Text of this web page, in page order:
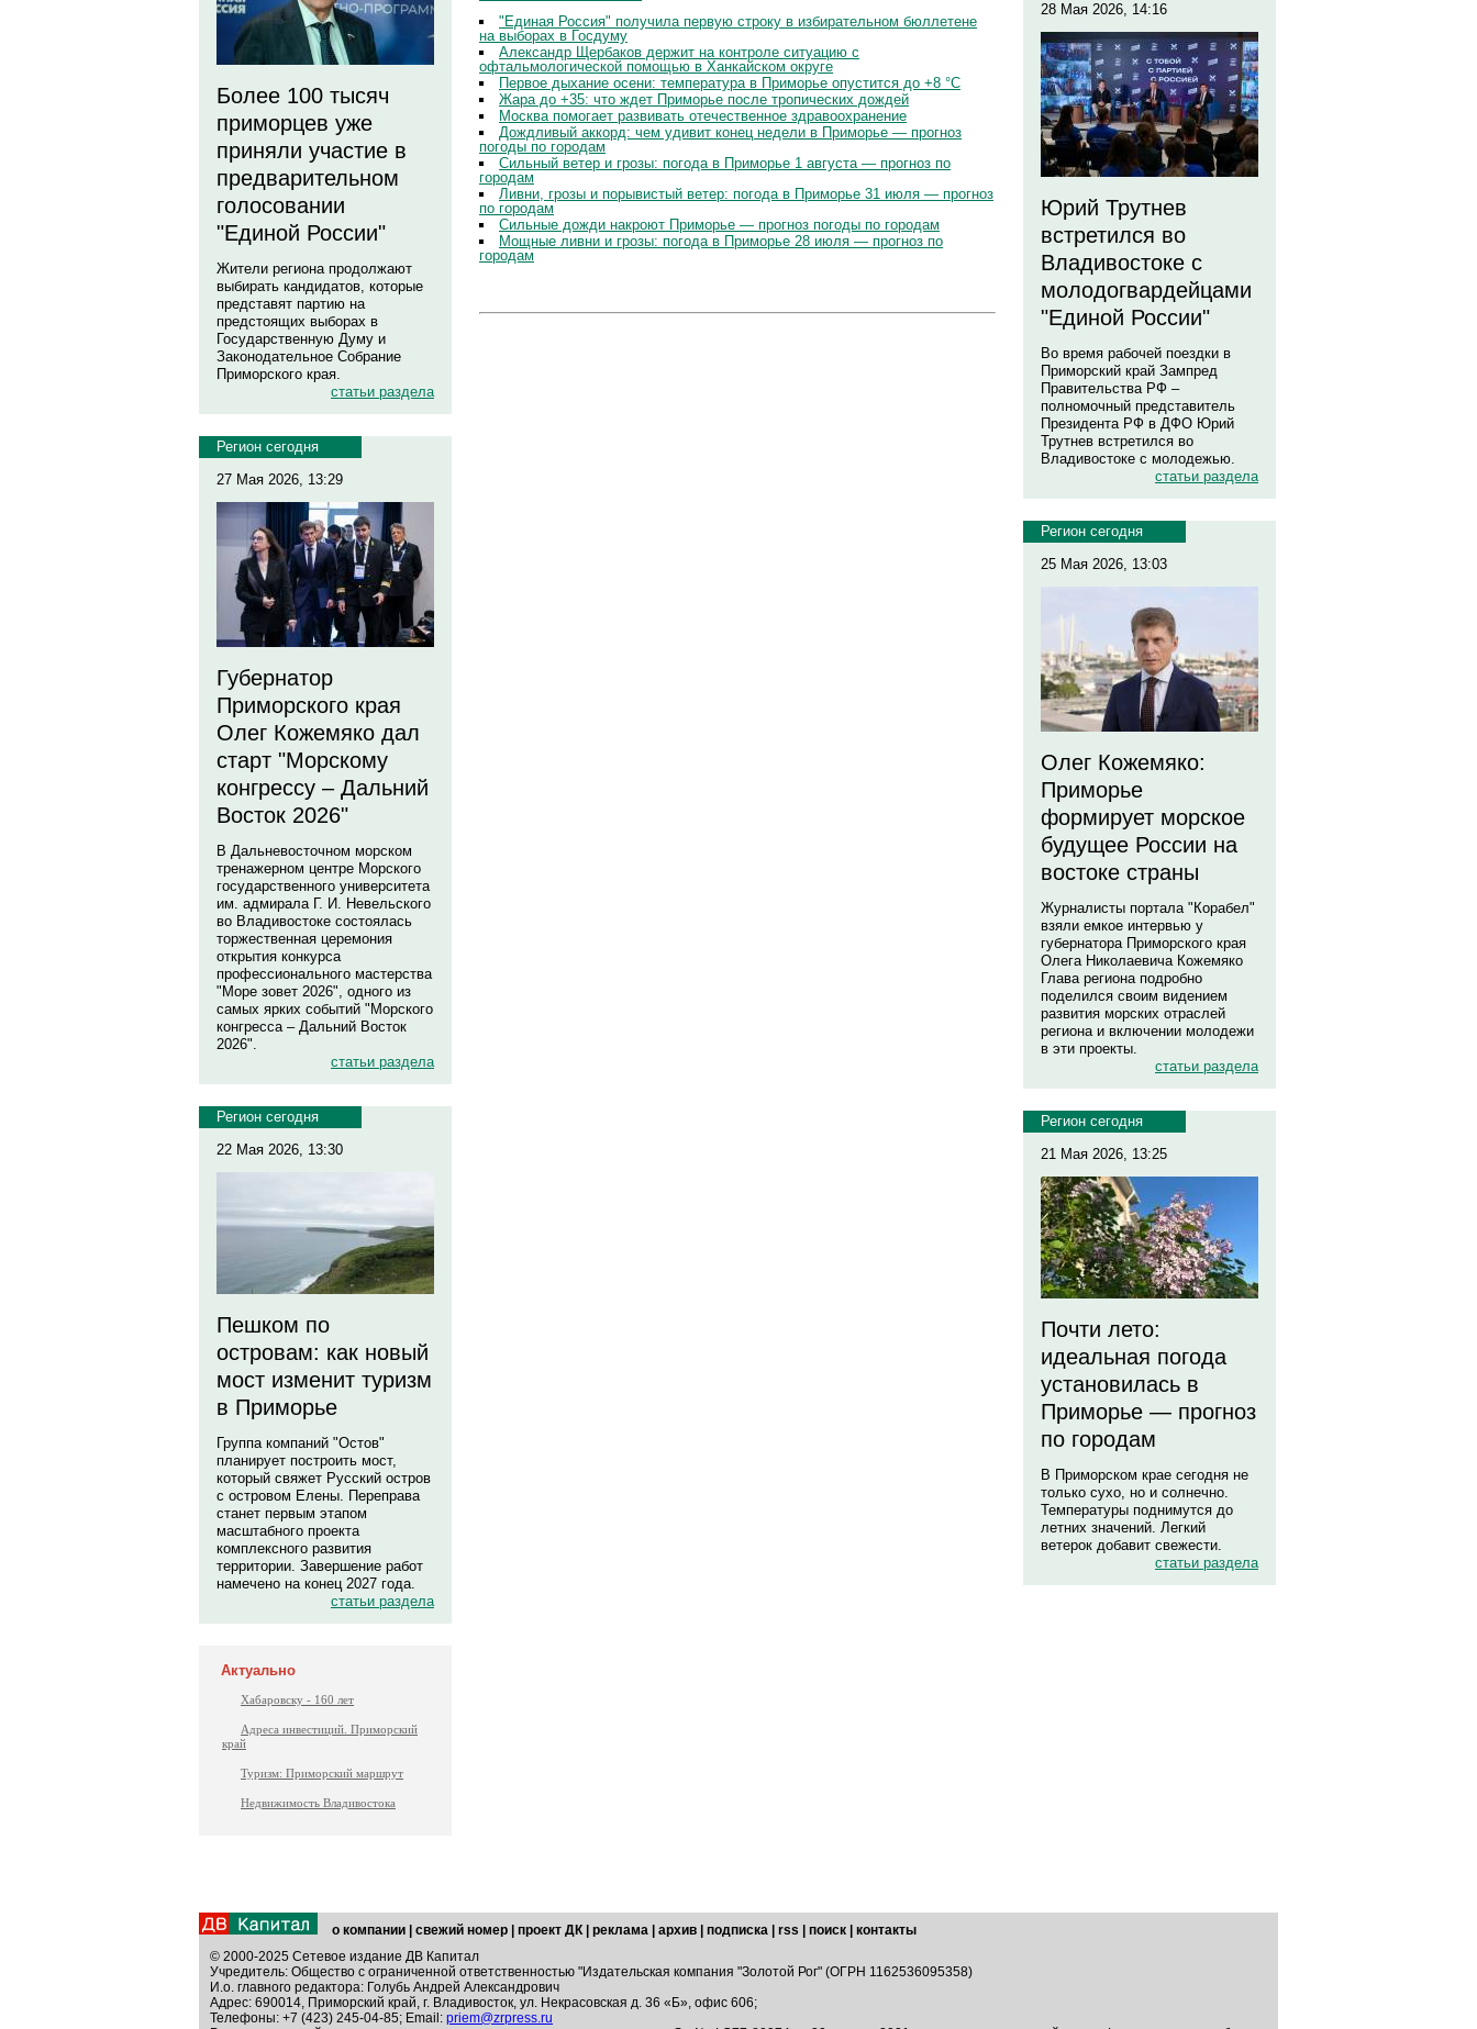
Более 100 тысяч
приморцев уже
приняли участие в
предварительном
голосовании
"Единой России"
Жители региона продолжают
выбирать кандидатов, которые
представят партию на
предстоящих выборах в
Государственную Думу и
Законодательное Собрание
Приморского края.
статьи раздела
Регион сегодня
27 Мая 2026, 13:29
Губернатор
Приморского края
Олег Кожемяко дал
старт "Морскому
конгрессу – Дальний
Восток 2026"
В Дальневосточном морском
тренажерном центре Морского
государственного университета
им. адмирала Г. И. Невельского
во Владивостоке состоялась
торжественная церемония
открытия конкурса
профессионального мастерства
"Море зовет 2026", одного из
самых ярких событий "Морского
конгресса – Дальний Восток
2026".
статьи раздела
Регион сегодня
22 Мая 2026, 13:30
Пешком по
островам: как новый
мост изменит туризм
в Приморье
Группа компаний "Остов"
планирует построить мост,
который свяжет Русский остров
с островом Елены. Переправа
станет первым этапом
масштабного проекта
комплексного развития
территории. Завершение работ
намечено на конец 2027 года.
статьи раздела
Актуально
Хабаровску - 160 лет
Адреса инвестиций. Приморский
край
Туризм: Приморский маршрут
Недвижимость Владивостока
"Единая Россия" получила первую строку в избирательном бюллетене
на выборах в Госдуму
Александр Щербаков держит на контроле ситуацию с
офтальмологической помощью в Ханкайском округе
Первое дыхание осени: температура в Приморье опустится до +8 °C
Жара до +35: что ждет Приморье после тропических дождей
Москва помогает развивать отечественное здравоохранение
Дождливый аккорд: чем удивит конец недели в Приморье — прогноз
погоды по городам
Сильный ветер и грозы: погода в Приморье 1 августа — прогноз по
городам
Ливни, грозы и порывистый ветер: погода в Приморье 31 июля — прогноз
по городам
Сильные дожди накроют Приморье — прогноз погоды по городам
Мощные ливни и грозы: погода в Приморье 28 июля — прогноз по
городам
28 Мая 2026, 14:16
Юрий Трутнев
встретился во
Владивостоке с
молодогвардейцами
"Единой России"
Во время рабочей поездки в
Приморский край Зампред
Правительства РФ –
полномочный представитель
Президента РФ в ДФО Юрий
Трутнев встретился во
Владивостоке с молодежью.
статьи раздела
Регион сегодня
25 Мая 2026, 13:03
Олег Кожемяко:
Приморье
формирует морское
будущее России на
востоке страны
Журналисты портала "Корабел"
взяли емкое интервью у
губернатора Приморского края
Олега Николаевича Кожемяко
Глава региона подробно
поделился своим видением
развития морских отраслей
региона и включении молодежи
в эти проекты.
статьи раздела
Регион сегодня
21 Мая 2026, 13:25
Почти лето:
идеальная погода
установилась в
Приморье — прогноз
по городам
В Приморском крае сегодня не
только сухо, но и солнечно.
Температуры поднимутся до
летних значений. Легкий
ветерок добавит свежести.
статьи раздела
о компании свежий номер проект ДК реклама архив подписка rss поиск
контакты
© 2000-2025 Сетевое издание ДВ Капитал
Учредитель: Общество с ограниченной ответственностью "Издательская компания "Золотой Рог" (ОГРН 1162536095358)
И.о. главного редактора: Голубь Андрей Александрович
Адрес: 690014, Приморский край, г. Владивосток, ул. Некрасовская д. 36 «Б», офис 606;
Телефоны: +7 (423) 245-04-85; Email: priem@zrpress.ru